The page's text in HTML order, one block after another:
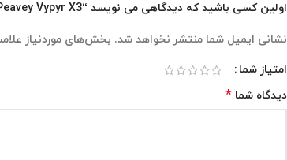
اولین کسی باشید که دیدگاهی می نویسد “Peavey Vypyr X3”
نشانی ایمیل شما منتشر نخواهد شد. بخش‌های موردنیاز
امتیاز شما
دیدگاه شما *